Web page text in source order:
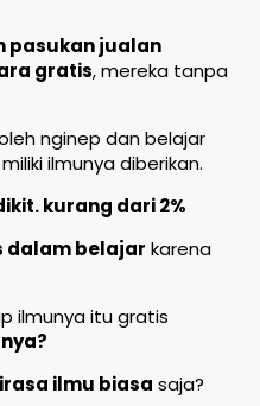
pasukan jualan
gratis, mereka tanpa
nginep dan belajar
ilmunya diberikan.
kurang dari 2%
dalam belajar karena
ilmunya itu gratis
ilmu biasa saja?